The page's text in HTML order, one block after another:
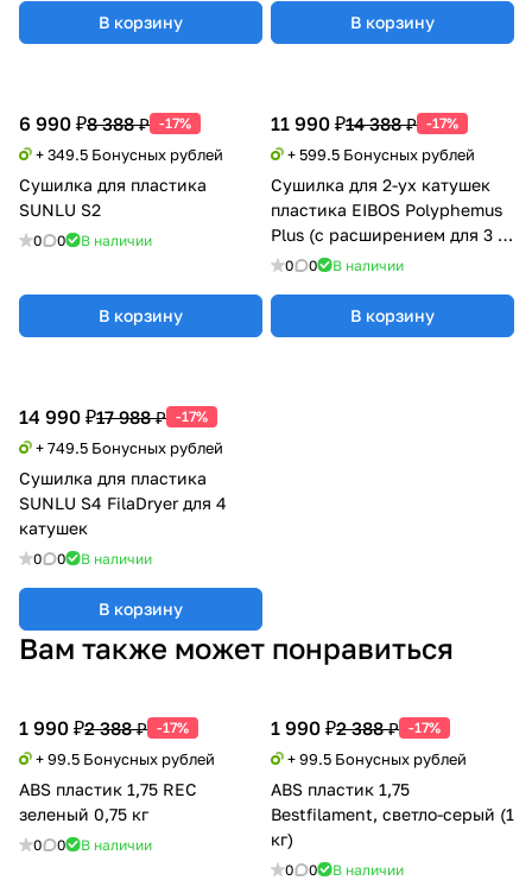
В корзину В корзину
6 990 ₽8 388 ₽ -17%
+ 349.5 Бонусных рублей
Сушилка для пластика
SUNLU S2
0 0 В наличии
В корзину
11 990 ₽14 388 ₽ -17%
+ 599.5 Бонусных рублей
Сушилка для 2-ух катушек
пластика EIBOS Polyphemus
Plus (с расширением для 3 кг
катушки)
0 0 В наличии
В корзину
14 990 ₽17 988 ₽ -17%
+ 749.5 Бонусных рублей
Сушилка для пластика
SUNLU S4 FilaDryer для 4
катушек
0 0 В наличии
В корзину
Вам также может понравиться
1 990 ₽2 388 ₽ -17%
+ 99.5 Бонусных рублей
ABS пластик 1,75 REC
зеленый 0,75 кг
0 0 В наличии
1 990 ₽2 388 ₽ -17%
+ 99.5 Бонусных рублей
ABS пластик 1,75
Bestfilament, светло-серый (1
кг)
0 0 В наличии